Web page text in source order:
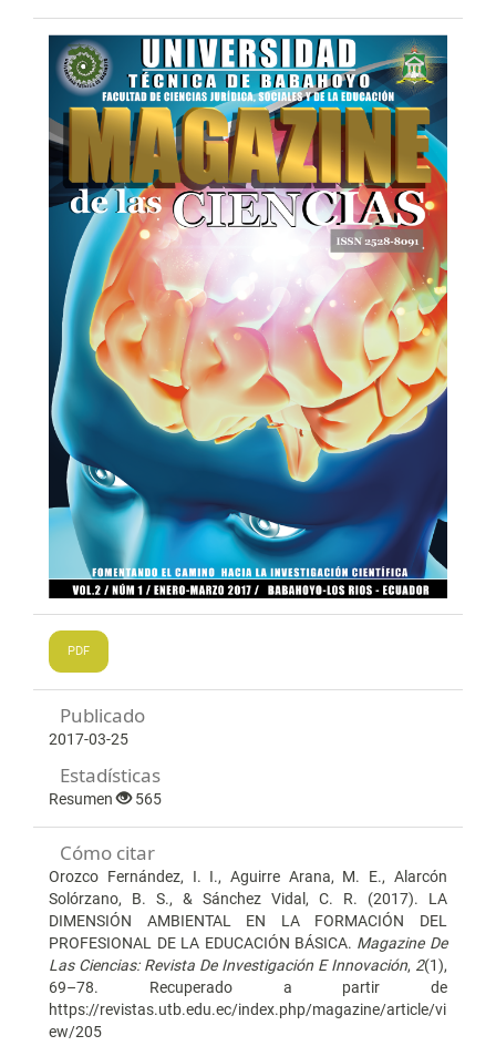
PDF
Publicado
2017-03-25
Estadísticas
Resumen 565
Cómo citar
Orozco Fernández, I. I., Aguirre Arana, M. E., Alarcón
Solórzano, B. S., & Sánchez Vidal, C. R. (2017). LA
DIMENSIÓN AMBIENTAL EN LA FORMACIÓN DEL
PROFESIONAL DE LA EDUCACIÓN BÁSICA. Magazine De
Las Ciencias: Revista De Investigación E Innovación, 2(1),
69–78. Recuperado a partir de
https://revistas.utb.edu.ec/index.php/magazine/article/vi
ew/205